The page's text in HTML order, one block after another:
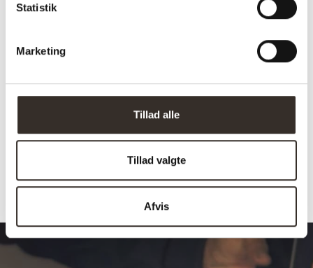
Statistik
Marketing
Tillad alle
Tillad valgte
Afvis
Samle info: